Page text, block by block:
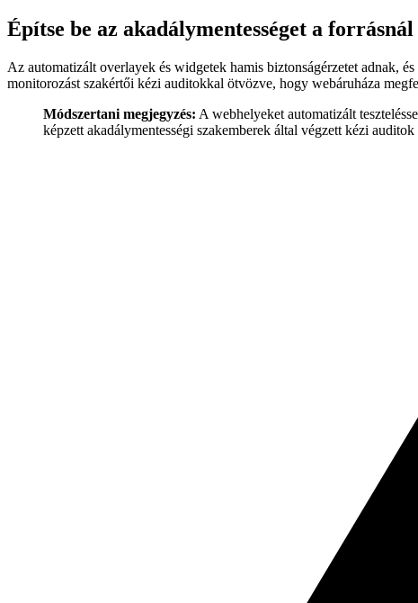
Építse be az akadálymentességet a forrásnál
Az automatizált overlayek és widgetek hamis biztonságérzetet adnak,
monitorozást szakértői kézi auditokkal ötvözve, hogy webáruháza
Módszertani megjegyzés: A webhelyeket automatizált
képzett akadálymentességi szakemberek által végzett kézi auditok